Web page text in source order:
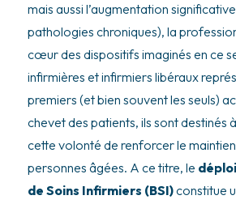
mais aussi l’augmentation
pathologies chroniques), la
cœur des dispositifs imaginés en ce
infirmières et infirmiers libéraux
premiers (et bien souvent les seuls)
chevet des patients, ils sont destinés
cette volonté de renforcer le
personnes âgées. A ce titre, le
de Soins Infirmiers (BSI)constitue